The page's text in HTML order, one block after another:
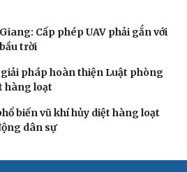
Chỉ thị số 07 về thực hành tư
Chí Minh
Trung ương xây dựng phần
theo KPI
Bộ chỉ số đánh giá công việc
thực chất